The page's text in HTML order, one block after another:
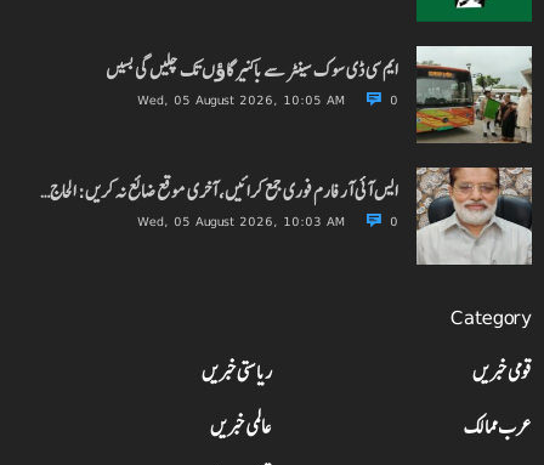
ایم سی ڈی سوک سینٹر سے باکنیر گاﺅں تک چلیں گی بسیں
Wed, 05 August 2026, 10:05 AM 0
ایس آئی آر فارم فوری جمع کرائیں، آخری موقع ضائع نہ کریں: الحاج…
Wed, 05 August 2026, 10:03 AM 0
Category
قومی خبریں
ریاستی خبریں
عرب ممالک
عالمی خبریں